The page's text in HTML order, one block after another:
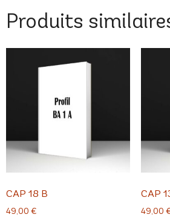
Produits
CAP 18 B
49,00 €
CAP
49,00